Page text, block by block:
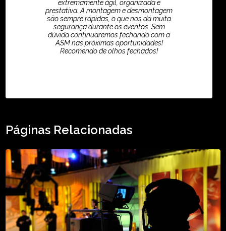
extremamente ágil, organizada e
prestativa. A montagem e desmontagem
são sempre rápidas, o que nos dá muita
segurança durante os eventos. Sem
dúvida continuaremos fechando com a
ASM nas próximas oportunidades!
Recomendo de olhos fechados!
Páginas Relacionadas